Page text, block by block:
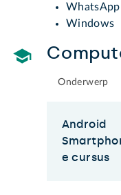
WhatsApp
Windows
Onderwerp
Android
e cursus